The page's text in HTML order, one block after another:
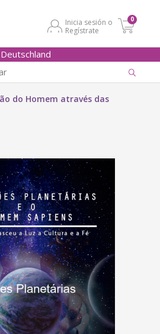
Inicia sesión o
Regístrate
0
Deutschland
do Homem através das